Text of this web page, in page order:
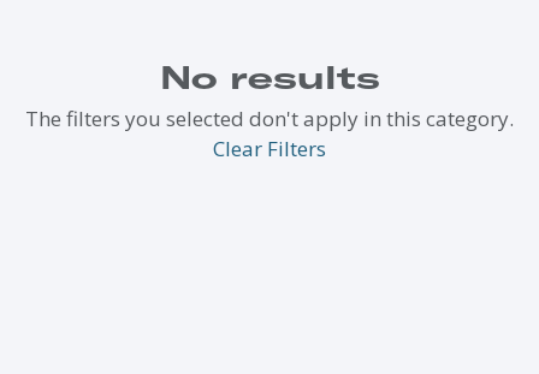
No results
The filters you selected don't apply in this category.
Clear Filters